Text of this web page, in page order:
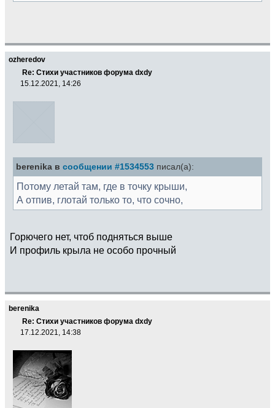
ozheredov
Re: Стихи участников форума dxdy
15.12.2021, 14:26
berenika в сообщении #1534553 писал(а):
Потому летай там, где в точку крыши,
А отпив, глотай только то, что сочно,
Горючего нет, чтоб подняться выше
И профиль крыла не особо прочный
berenika
Re: Стихи участников форума dxdy
17.12.2021, 14:38